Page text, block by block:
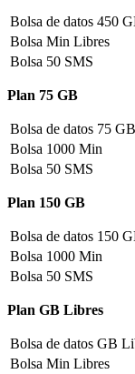
Bolsa de datos 450
Bolsa Min Libres
Bolsa 50 SMS
Plan 75 GB
Bolsa de datos 75 GB
Bolsa 1000 Min
Bolsa 50 SMS
Plan 150 GB
Bolsa de datos 150
Bolsa 1000 Min
Bolsa 50 SMS
Plan GB Libres
Bolsa de datos GB
Bolsa Min Libres